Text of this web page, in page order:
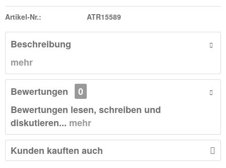
Artikel-Nr.: ATR15589
Beschreibung
mehr
Bewertungen
0
Bewertungen lesen, schreiben und
diskutieren... mehr
Kunden kauften auch